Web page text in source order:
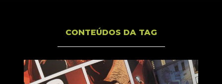
CONTEÚDOS DA TAG